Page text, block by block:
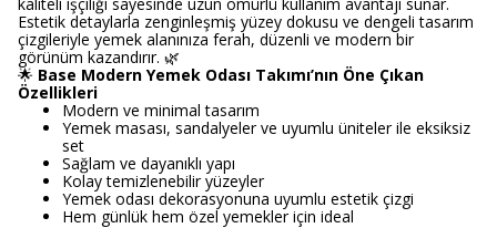
Estetik detaylarla zenginleşmiş yüzey dokusu ve dengeli tasarım
çizgileriyle yemek alanınıza ferah, düzenli ve modern bir
görünüm kazandırır. 🌿
🌟 Base Modern Yemek Odası Takımı’nın Öne Çıkan
Özellikleri
Modern ve minimal tasarım
Yemek masası, sandalyeler ve uyumlu üniteler ile eksiksiz
set
Sağlam ve dayanıklı yapı
Kolay temizlenebilir yüzeyler
Yemek odası dekorasyonuna uyumlu estetik çizgi
Hem günlük hem özel yemekler için ideal